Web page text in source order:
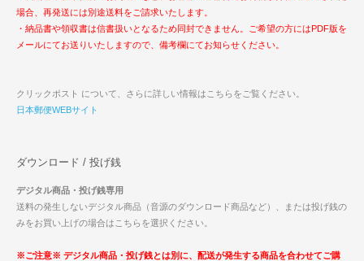
場合、再発送には別途送料をご請求いたします。
・納品書や領収書は信書扱いとなるため同封できません。ご希望の方にはPDF版を
メールにてお送りいたしますので、備考欄にてお知らせください。
クリックポスト について、さらに詳しい情報はこちらをご覧ください。
日本郵便WEBサイト
ダウンロード / 投げ銭
デジタル商品・投げ銭専用
送料の発生しないデジタル商品（音源のダウンロード商品など）、または投げ銭の
みをお買い上げの場合はこちらを選択ください。
※ご注意※ デジタル商品・投げ銭とは別に、配送が発生する商品を合わせてご購